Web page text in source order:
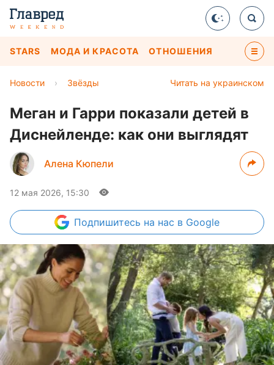
STARS МОДА И КРАСОТА ОТНОШЕНИЯ
Читать на украинском
Новости › Звёзды
Меган и Гарри показали детей в
Диснейленде: как они выглядят
Алена Кюпели
12 мая 2026, 15:30
Подпишитесь на нас в Google